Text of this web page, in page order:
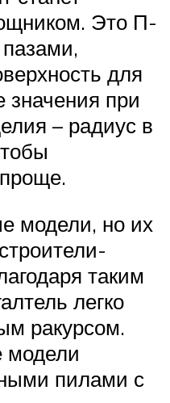
Это П-
для
при
– радиус в
модели, но их
таким
легко
ракурсом.
модели
пилами с